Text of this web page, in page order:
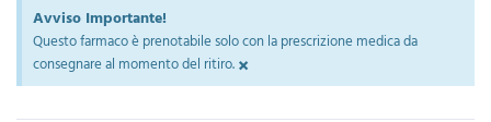
Avviso Importante!
Questo farmaco è prenotabile solo con la prescrizione medica da
consegnare al momento del ritiro.×